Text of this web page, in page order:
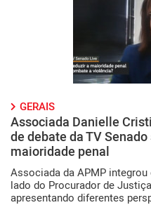
GERAIS
Associada Danielle
de debate da TV
maioridade penal
Associada da APMP
lado do Procurador de
apresentando diferentes